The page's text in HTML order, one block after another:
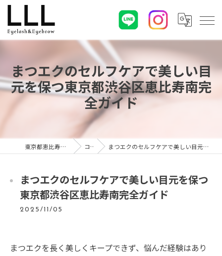
まつエクのセルフケアで美しい目
元を保つ東京都渋谷区恵比寿南完
全ガイド
東京都恵比寿のマツエクならLLL コラム まつエクのセルフケアで美しい目元を保つ東京都渋谷区恵比寿南完全ガイド
まつエクのセルフケアで美しい目元を保つ
東京都渋谷区恵比寿南完全ガイド
2025/11/05
まつエクを長く美しくキープできず、悩んだ経験はあり